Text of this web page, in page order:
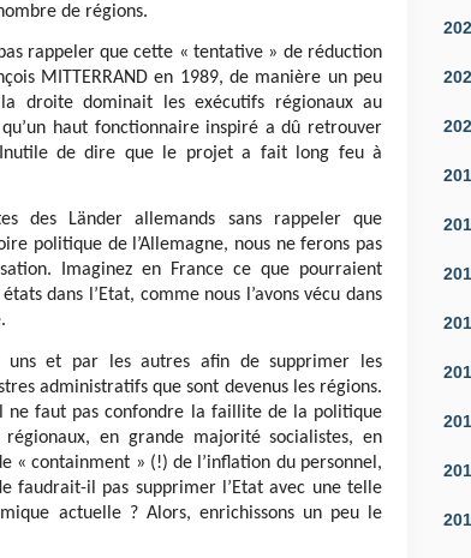
de régions.
rappeler que cette « tentative » de réduction
MITTERRAND en 1989, de manière un peu
la droite dominait les exécutifs régionaux au
haut fonctionnaire inspiré a dû retrouver
de dire que le projet a fait long feu à
des Länder allemands sans rappeler que
politique de l’Allemagne, nous ne ferons pas
Imaginez en France ce que pourraient
dans l’Etat, comme nous l’avons vécu dans
uns et par les autres afin de supprimer les
administratifs que sont devenus les régions.
ne faut pas confondre la faillite de la politique
en grande majorité socialistes, en
« containment » (!) de l’inflation du personnel,
faudrait-il pas supprimer l’Etat avec une telle
actuelle ? Alors, enrichissons un peu le